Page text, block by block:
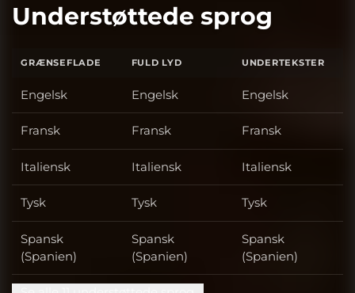
Understøttede sprog
GRÆNSEFLADE FULD LYD UNDERTEKSTER
Engelsk Engelsk Engelsk
Fransk Fransk Fransk
Italiensk Italiensk Italiensk
Tysk Tysk Tysk
Spansk
(Spanien)
Spansk
(Spanien)
Spansk
(Spanien)